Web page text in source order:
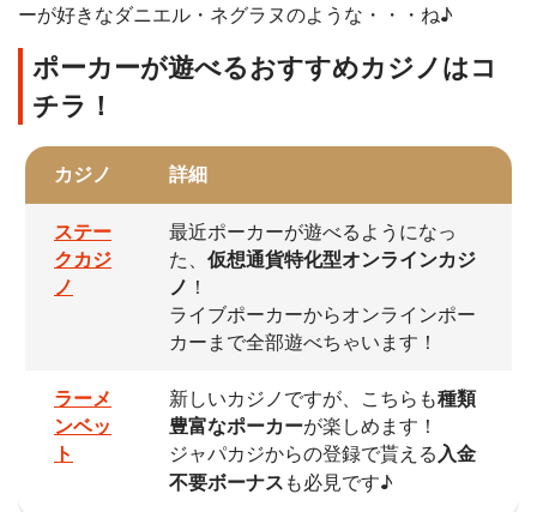
ーが好きなダニエル・ネグラヌのような・・・ね♪
ポーカーが遊べるおすすめカジノはコ
チラ！
カジノ 詳細
ステー
クカジ
ノ
最近ポーカーが遊べるようになっ
た、 仮想通貨特化型オンラインカジ
ノ ！
ライブポーカーからオンラインポー
カーまで全部遊べちゃいます！
ラーメ
ンベッ
ト
新しいカジノですが、こちらも種類
豊富なポーカーが楽しめます！
ジャパカジからの登録で貰える入金
不要ボーナスも必見です♪